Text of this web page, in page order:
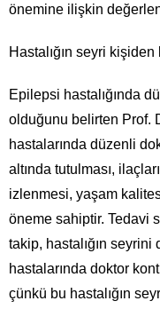
önemine ilişkin
Hastalığın seyri
Epilepsi hastalığında
olduğunu belirten Prof.
hastalarında düzenli
altında tutulması,
izlenmesi, yaşam
öneme sahiptir. Tedavi
takip, hastalığın
hastalarında doktor
çünkü bu hastalığın